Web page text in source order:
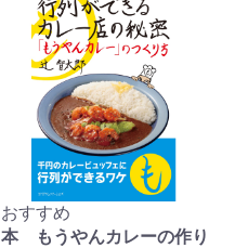
おすすめ
本 もうやんカレーの作り